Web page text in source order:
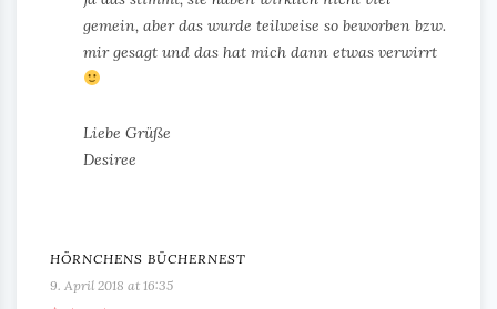
gemein, aber das wurde teilweise so beworben bzw.
mir gesagt und das hat mich dann etwas verwirrt
Liebe Grüße
Desiree
HÖRNCHENS BÜCHERNEST
9. April 2018 at 16:35